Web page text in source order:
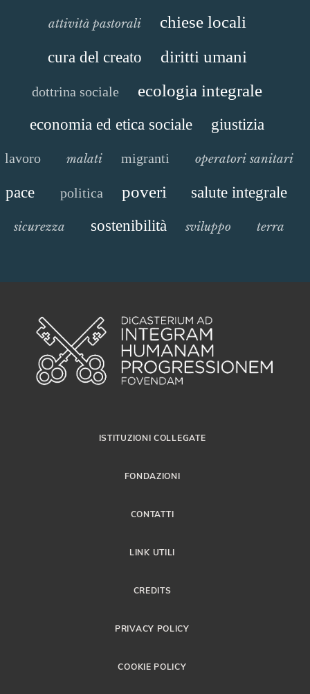
attività pastorali chiese locali
cura del creato diritti umani
dottrina sociale ecologia integrale
economia ed etica sociale giustizia
lavoro malati migranti operatori sanitari
pace politica poveri salute integrale
sicurezza sostenibilità sviluppo terra
ISTITUZIONI COLLEGATE
FONDAZIONI
CONTATTI
LINK UTILI
CREDITS
PRIVACY POLICY
COOKIE POLICY